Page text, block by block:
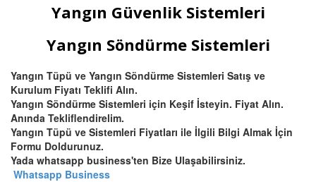
Yangın Güvenlik Sistemleri
Yangın Söndürme Sistemleri
Yangın Tüpü ve Yangın Söndürme Sistemleri Satış ve
Kurulum Fiyatı Teklifi Alın.
Yangın Söndürme Sistemleri için Keşif İsteyin. Fiyat Alın.
Anında Tekliflendirelim.
Yangın Tüpü ve Sistemleri Fiyatları ile İlgili Bilgi Almak İçin
Formu Doldurunuz.
Yada whatsapp business'ten Bize Ulaşabilirsiniz.
Whatsapp Business